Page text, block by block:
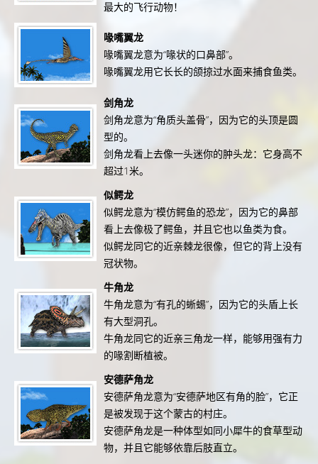
最大的飞行动物！
喙嘴翼龙
喙嘴翼龙意为“喙状的口鼻部”。
喙嘴翼龙用它长长的颌掠过水面来捕食鱼类。
剑角龙
剑角龙意为“角质头盖骨”，因为它的头顶是圆
型的。
剑角龙看上去像一头迷你的肿头龙：它身高不
超过1米。
似鳄龙
似鳄龙意为“模仿鳄鱼的恐龙”，因为它的鼻部
看上去像极了鳄鱼，并且它也以鱼类为食。
似鳄龙同它的近亲棘龙很像，但它的背上没有
冠状物。
牛角龙
牛角龙意为“有孔的蜥蜴”，因为它的头盾上长
有大型洞孔。
牛角龙同它的近亲三角龙一样，能够用强有力
的喙割断植被。
安德萨角龙
安德萨角龙意为“安德萨地区有角的脸”，它正
是被发现于这个蒙古的村庄。
安德萨角龙是一种体型如同小犀牛的食草型动
物，并且它能够依靠后肢直立。